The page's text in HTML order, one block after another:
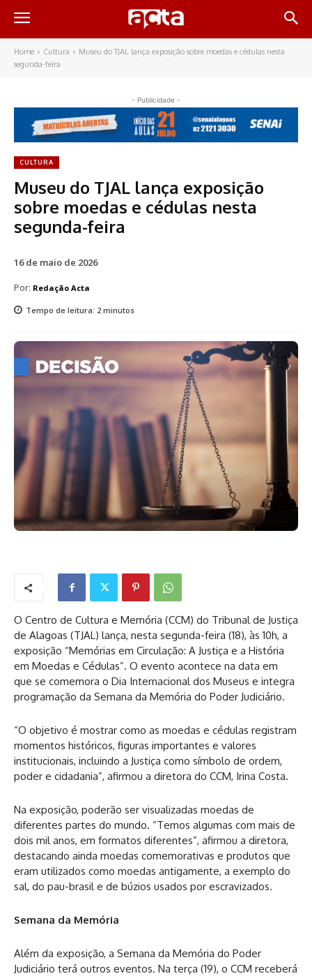
Home Cultura
Museu do TJAL lança exposição sobre moedas e cédulas nesta
segunda-feira
- Publicidade -
CULTURA
Museu do TJAL lança exposição
sobre moedas e cédulas nesta
segunda-feira
16 de maio de 2026
Por: Redação Acta
Tempo de leitura: 2 minutos
O Centro de Cultura e Memória (CCM) do Tribunal de Justiça
de Alagoas (TJAL) lança, nesta segunda-feira (18), às 10h, a
exposição “Memórias em Circulação: A Justiça e a História
em Moedas e Cédulas”. O evento acontece na data em
que se comemora o Dia Internacional dos Museus e integra
programação da Semana da Memória do Poder Judiciário.
“O objetivo é mostrar como as moedas e cédulas registram
momentos históricos, figuras importantes e valores
institucionais, incluindo a Justiça como símbolo de ordem,
poder e cidadania”, afirmou a diretora do CCM, Irina Costa.
Na exposição, poderão ser visualizadas moedas de
diferentes partes do mundo. “Temos algumas com mais de
dois mil anos, em formatos diferentes”, afirmou a diretora,
destacando ainda moedas comemorativas e produtos que
eram utilizados como moedas antigamente, a exemplo do
sal, do pau-brasil e de búzios usados por escravizados.
Semana da Memória
Além da exposição, a Semana da Memória do Poder
Judiciário terá outros eventos. Na terça (19), o CCM receberá